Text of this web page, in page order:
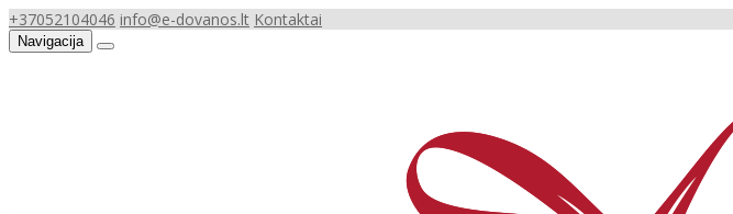
+37052104046 info@e-dovanos.lt Kontaktai
Navigacija